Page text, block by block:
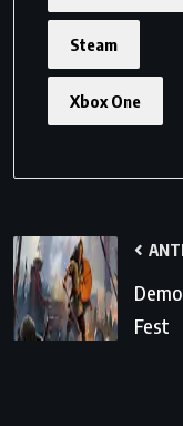
Steam
Xbox One
Fest